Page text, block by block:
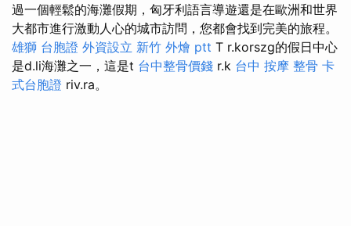
過一個輕鬆的海灘假期，匈牙利語言導遊還是在歐洲和世界
大都市進行激動人心的城市訪問，您都會找到完美的旅程。
雄獅 台胞證 外資設立 新竹 外燴 ptt T r.korszg的假日中心
是d.li海灘之一，這是t 台中整骨價錢 r.k 台中 按摩 整骨 卡
式台胞證 riv.ra。